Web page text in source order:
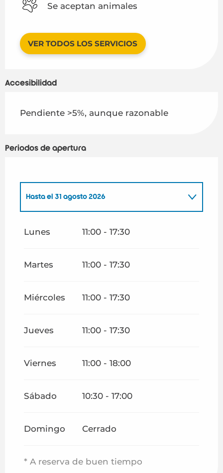
Se aceptan animales
VER TODOS LOS SERVICIOS
Accesibilidad
Pendiente >5%, aunque razonable
Periodos de apertura
Hasta el 31 agosto 2026
Lunes 11:00 - 17:30
Martes 11:00 - 17:30
Miércoles 11:00 - 17:30
Jueves 11:00 - 17:30
Viernes 11:00 - 18:00
Sábado 10:30 - 17:00
Domingo Cerrado
* A reserva de buen tiempo